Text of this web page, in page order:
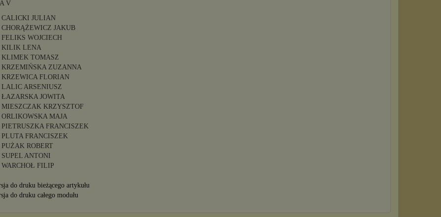
V
CALICKI JULIAN
CHORĄŻEWICZ JAKUB
FELIKS WOJCIECH
KILIK LENA
KLIMEK TOMASZ
KRZEMIŃSKA ZUZANNA
KRZEWICA FLORIAN
LALIC ARSENIUSZ
ŁAZARSKA JOWITA
MIESZCZAK KRZYSZTOF
ORLIKOWSKA MAJA
PIETRUSZKA FRANCISZEK
PLUTA FRANCISZEK
PUŻAK ROBERT
SUPEL ANTONI
WARCHOŁ FILIP
do druku bieżącego artykułu
do druku całego modułu